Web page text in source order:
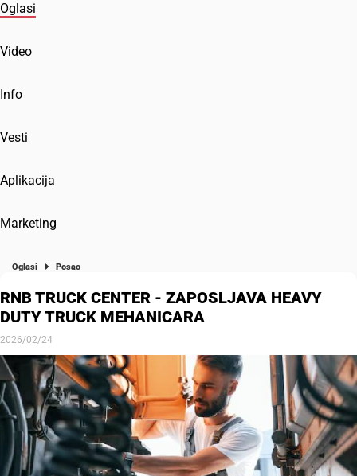
Oglasi
Video
Info
Vesti
Aplikacija
Marketing
Oglasi Posao
RNB TRUCK CENTER - ZAPOSLJAVA HEAVY
DUTY TRUCK MEHANICARA
2026/02/24